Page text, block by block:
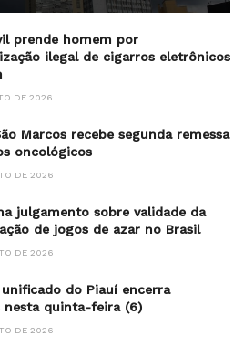
prende homem por
ilegal de cigarros eletrônicos
DE 2026
Marcos recebe segunda remessa
oncológicos
DE 2026
julgamento sobre validade da
de jogos de azar no Brasil
DE 2026
do Piauí encerra
nesta quinta-feira (6)
DE 2026